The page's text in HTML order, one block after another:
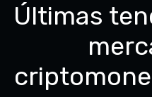
Últimas